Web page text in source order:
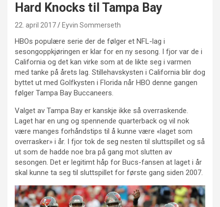
Hard Knocks til Tampa Bay
22. april 2017 Eyvin Sommerseth
HBOs populære serie der de følger et NFL-lag i
sesongoppkjøringen er klar for en ny sesong. I fjor var de i
California og det kan virke som at de likte seg i varmen
med tanke på årets lag. Stillehavskysten i California blir dog
byttet ut med Golfkysten i Florida når HBO denne gangen
følger Tampa Bay Buccaneers.
Valget av Tampa Bay er kanskje ikke så overraskende.
Laget har en ung og spennende quarterback og vil nok
være manges forhåndstips til å kunne være «laget som
overrasker» i år. I fjor tok de seg nesten til sluttspillet og så
ut som de hadde noe bra på gang mot slutten av
sesongen. Det er legitimt håp for Bucs-fansen at laget i år
skal kunne ta seg til sluttspillet for første gang siden 2007.